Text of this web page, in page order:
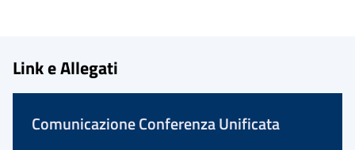
Link e Allegati
Comunicazione Conferenza Unificata